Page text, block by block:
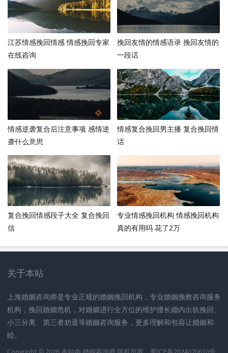
江苏情感挽回情感 情感挽回专家
在线咨询
挽回友情的情感语录 挽回友情的
一段话
情感逆袭复合后注意事项 感情逆
袭什么意思
情感复合挽回男主播 复合挽回情
话
复合挽回情感段子大全 复合挽回
信
专业情感挽回机构 情感挽回机构
真的有用吗 花了2万
关于本站
上海婚姻咨询师是专业正规的婚姻挽回机构，专业婚姻挽救咨询服务
机构，挽回婚姻危机，对婚姻进行全方位的维护擅长婚内出轨挽回、
小三分离、第三者劝退等婚姻咨询服务，更多理解和包容让婚姻和
睦。